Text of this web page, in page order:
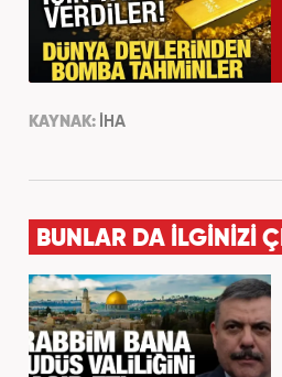
KAYNAK: İHA
BUNLAR DA İLGİNİZİ